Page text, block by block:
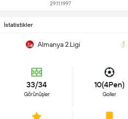
29.11.1997
İstatistikler
Almanya 2.Ligi
33/34
Görünüşler
10(4Pen)
Goller